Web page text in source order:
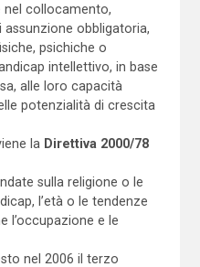
nel collocamento,
assunzione obbligatoria,
psichiche o
intellettivo, in base
alle loro capacità
potenzialità di crescita
la Direttiva 2000/78
sulla religione o le
l’età o le tendenze
l’occupazione e le
nel 2006 il terzo